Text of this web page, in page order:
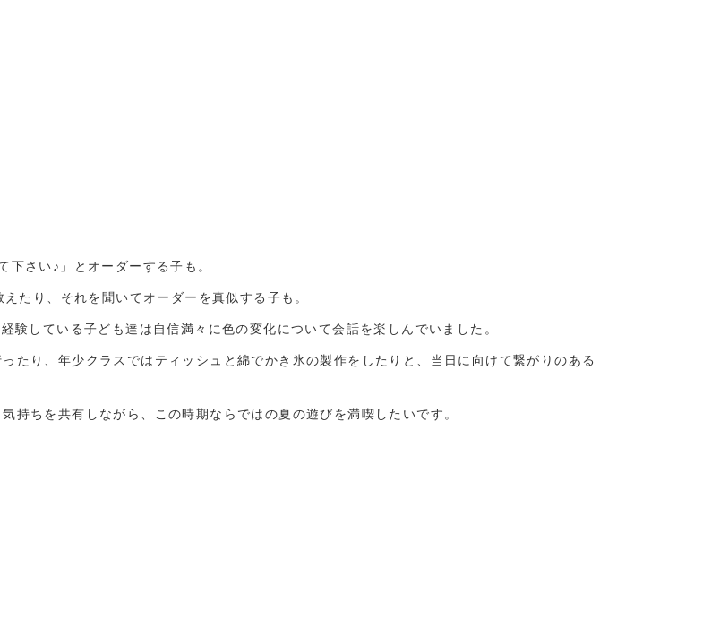
さい♪」とオーダーする子も。
たり、それを聞いてオーダーを真似する子も。
している子ども達は自信満々に色の変化について会話を楽しんでいました。
たり、年少クラスではティッシュと綿でかき氷の製作をしたりと、当日に向けて繋がりのある
持ちを共有しながら、この時期ならではの夏の遊びを満喫したいです。